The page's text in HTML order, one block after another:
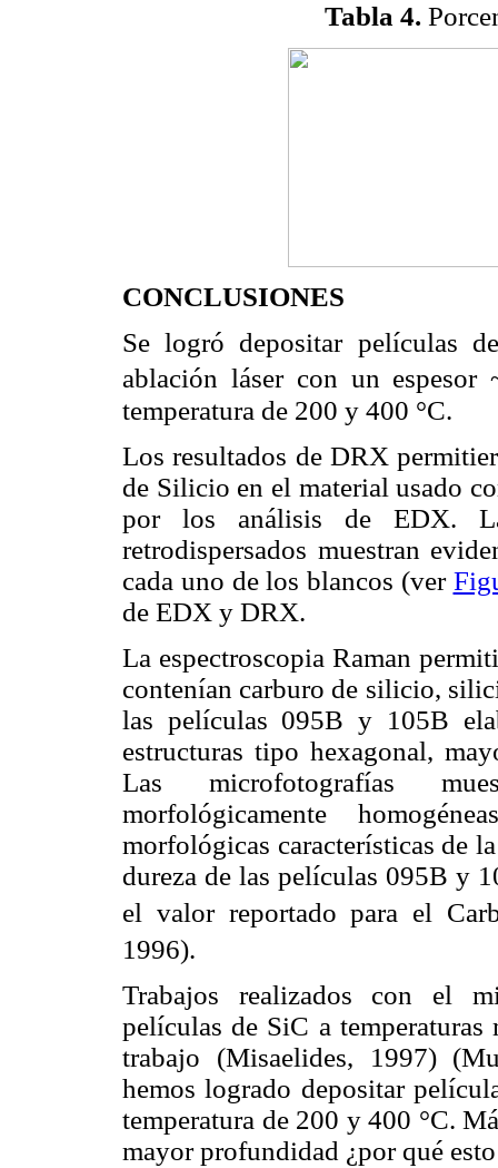
Tabla 4.
CONCLUSIONES
Se logró depositar películas
ablación láser con un
temperatura de 200 y 400 °C.
Los resultados de DRX
de Silicio en el material usado
por los análisis de EDX.
retrodispersados muestran
cada uno de los blancos (ver
de EDX y DRX.
La espectroscopia Raman
contenían carburo de silicio,
las películas 095B y 105B
estructuras tipo hexagonal,
Las microfotografías
morfológicamente
morfológicas características de
dureza de las películas 095B y
el valor reportado para el
1996).
Trabajos realizados con el
películas de SiC a
trabajo (Misaelides, 1997)
hemos logrado depositar
temperatura de 200 y 400 °C.
mayor profundidad ¿por qué